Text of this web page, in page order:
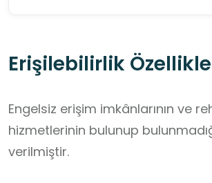
Erişilebilirlik
Engelsiz erişim imkânlarının ve
hizmetlerinin bulunup
verilmiştir.